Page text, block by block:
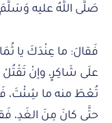
صَلَّى اللَّهُ عليه
فَقالَ: ما عِنْدَكَ يا
علَى شَاكِرٍ، وإنْ
تُعْطَ منه ما شِئْتَ،
حتَّى كانَ مِنَ الغَدِ،